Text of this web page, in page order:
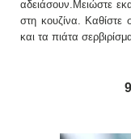
αδειάσουν.Μειώστε
στη κουζίνα. Καθίστε
και τα πιάτα